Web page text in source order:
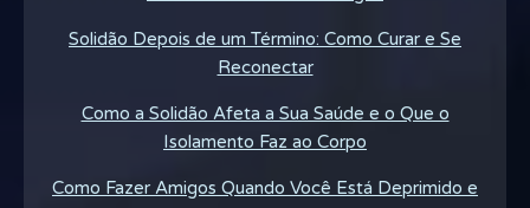
Solidão Depois de um Término: Como Curar e Se
Reconectar
Como a Solidão Afeta a Sua Saúde e o Que o
Isolamento Faz ao Corpo
Como Fazer Amigos Quando Você Está Deprimido e